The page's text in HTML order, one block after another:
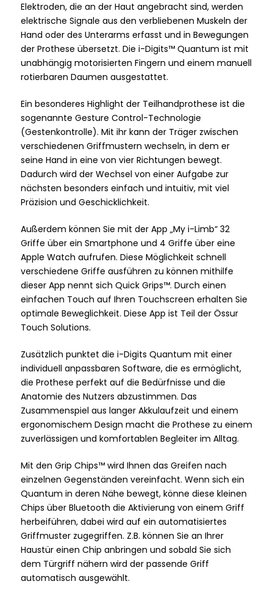
Elektroden, die an der Haut angebracht sind, werden
elektrische Signale aus den verbliebenen Muskeln der
Hand oder des Unterarms erfasst und in Bewegungen
der Prothese übersetzt. Die i-Digits™ Quantum ist mit
unabhängig motorisierten Fingern und einem manuell
rotierbaren Daumen ausgestattet.
Ein besonderes Highlight der Teilhandprothese ist die
sogenannte Gesture Control-Technologie
(Gestenkontrolle). Mit ihr kann der Träger zwischen
verschiedenen Griffmustern wechseln, in dem er
seine Hand in eine von vier Richtungen bewegt.
Dadurch wird der Wechsel von einer Aufgabe zur
nächsten besonders einfach und intuitiv, mit viel
Präzision und Geschicklichkeit.
Außerdem können Sie mit der App „My i-Limb“ 32
Griffe über ein Smartphone und 4 Griffe über eine
Apple Watch aufrufen. Diese Möglichkeit schnell
verschiedene Griffe ausführen zu können mithilfe
dieser App nennt sich Quick Grips™. Durch einen
einfachen Touch auf Ihren Touchscreen erhalten Sie
optimale Beweglichkeit. Diese App ist Teil der Össur
Touch Solutions.
Zusätzlich punktet die i-Digits Quantum mit einer
individuell anpassbaren Software, die es ermöglicht,
die Prothese perfekt auf die Bedürfnisse und die
Anatomie des Nutzers abzustimmen. Das
Zusammenspiel aus langer Akkulaufzeit und einem
ergonomischem Design macht die Prothese zu einem
zuverlässigen und komfortablen Begleiter im Alltag.
Mit den Grip Chips™ wird Ihnen das Greifen nach
einzelnen Gegenständen vereinfacht. Wenn sich ein
Quantum in deren Nähe bewegt, könne diese kleinen
Chips über Bluetooth die Aktivierung von einem Griff
herbeiführen, dabei wird auf ein automatisiertes
Griffmuster zugegriffen. Z.B. können Sie an Ihrer
Haustür einen Chip anbringen und sobald Sie sich
dem Türgriff nähern wird der passende Griff
automatisch ausgewählt.